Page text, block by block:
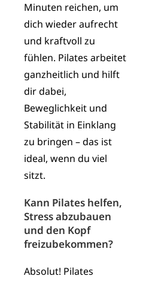
Minuten reichen, um
dich wieder aufrecht
und kraftvoll zu
fühlen. Pilates arbeitet
ganzheitlich und hilft
dir dabei,
Beweglichkeit und
Stabilität in Einklang
zu bringen – das ist
ideal, wenn du viel
sitzt.
Kann Pilates helfen,
Stress abzubauen
und den Kopf
freizubekommen?
Absolut! Pilates